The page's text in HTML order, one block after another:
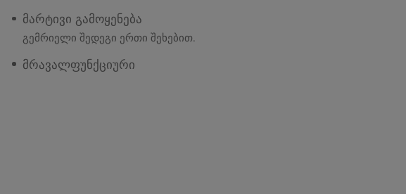
მარტივი გამოყენება
გემრიელი შედეგი ერთი შეხებით.
მრავალფუნქციური